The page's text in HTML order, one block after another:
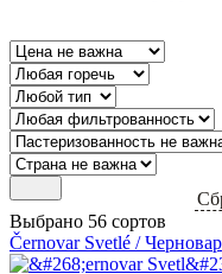
Выбрано 56 сортов
Černovar Svetlé / Черновар